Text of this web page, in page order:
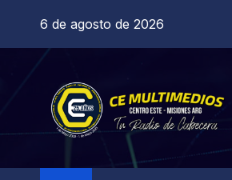
6 de agosto de 2026